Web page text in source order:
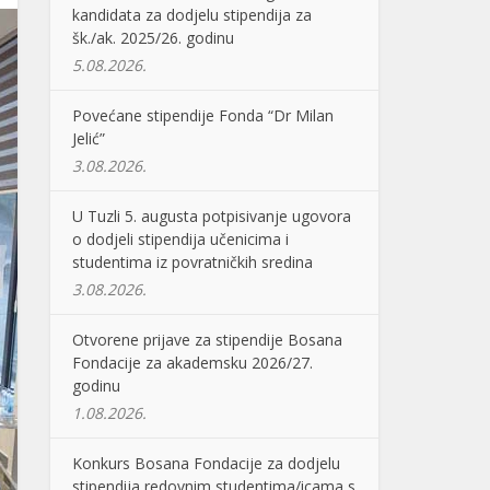
kandidata za dodjelu stipendija za
šk./ak. 2025/26. godinu
5.08.2026.
Povećane stipendije Fonda “Dr Milan
Jelić”
3.08.2026.
U Tuzli 5. augusta potpisivanje ugovora
o dodjeli stipendija učenicima i
studentima iz povratničkih sredina
3.08.2026.
Otvorene prijave za stipendije Bosana
Fondacije za akademsku 2026/27.
godinu
1.08.2026.
Konkurs Bosana Fondacije za dodjelu